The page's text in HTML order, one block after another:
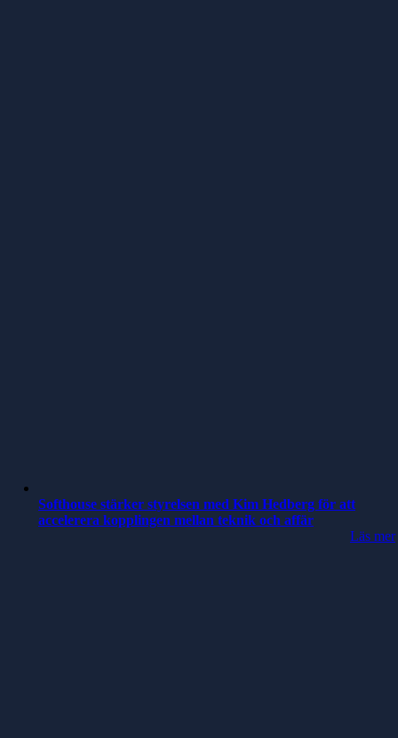
Softhouse stärker styrelsen med Kim Hedberg för att
accelerera kopplingen mellan teknik och affär
Läs mer